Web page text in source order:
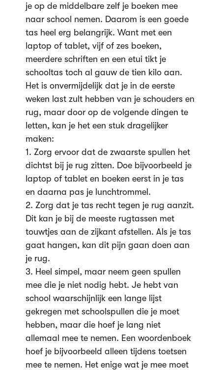
je op de middelbare zelf je boeken mee
naar school nemen. Daarom is een goede
tas heel erg belangrijk. Want met een
laptop of tablet, vijf of zes boeken,
meerdere schriften en een etui tikt je
schooltas toch al gauw de tien kilo aan.
Het is onvermijdelijk dat je in de eerste
weken last zult hebben van je schouders en
rug, maar door op de volgende dingen te
letten, kan je het een stuk dragelijker
maken:
1. Zorg ervoor dat de zwaarste spullen het
dichtst bij je rug zitten. Doe bijvoorbeeld je
laptop of tablet en boeken eerst in je tas
en daarna pas je lunchtrommel.
2. Zorg dat je tas recht tegen je rug aanzit.
Dit kan je bij de meeste rugtassen met
touwtjes aan de zijkant afstellen. Als je tas
gaat hangen, kan dit pijn gaan doen aan
je rug.
3. Heel simpel, maar neem geen spullen
mee die je niet nodig hebt. Je hebt van
school waarschijnlijk een lange lijst
gekregen met schoolspullen die je moet
hebben, maar die hoef je lang niet
allemaal mee te nemen. Een woordenboek
hoef je bijvoorbeeld alleen tijdens toetsen
mee te nemen. Het enige wat je mee moet